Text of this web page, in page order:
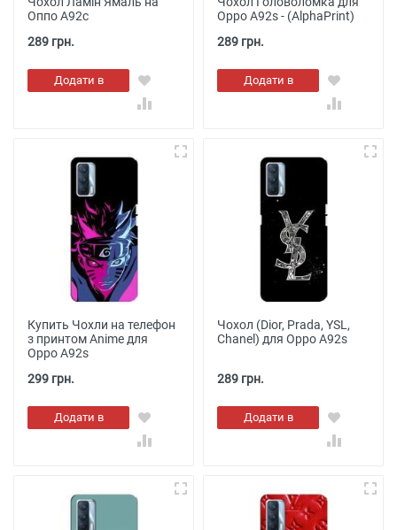
Оппо А92с
289 грн.
Додати в
кошик
Oppo A92s - (AlphaPrint)
289 грн.
Додати в
кошик
Купить Чохли на телефон
з принтом Anime для
Oppo A92s
299 грн.
Додати в
кошик
Чохол (Dior, Prada, YSL,
Chanel) для Oppo A92s
289 грн.
Додати в
кошик